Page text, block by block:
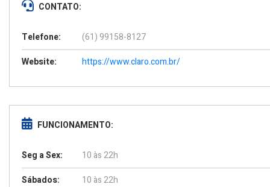
CONTATO:
Telefone:
(61) 99158-8127
Website:
https://www.claro.com.br/
FUNCIONAMENTO:
Seg a Sex:
10 às 22h
Sábados:
10 às 22h